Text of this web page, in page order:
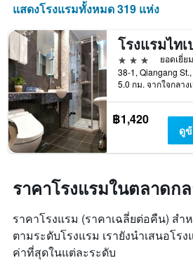
แกน
จำนวน
วัน
ก่อน
การ
เข้า
พัก
แผนภูมิ
แกน
Y
แกน
แแส
ราคา
เฉลี่ย
ของ
ห้อง
แสดงโรงแรมทั้งหมด 319 แห่ง
3 ดาว
ยอดเยี่ย
5.0 กม. จากใจกลาง
฿1,420
ดู
ราคาโรงแรมในตลาดก
ราคาโรงแรม (ราคาเฉลี่ยต่อคืน) สำ
ตามระดับโรงแรม เรายังนำเสนอโร
ค่าที่สุดในแต่ละระดับ